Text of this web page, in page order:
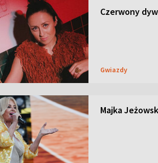
Czerwony
Gwiazdy
Majka